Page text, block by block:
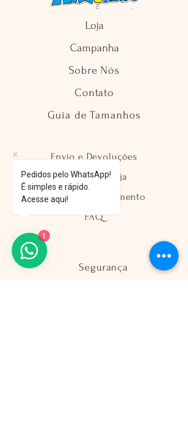
Loja
Campanha
Sobre Nós
Contato
Guia de Tamanhos
Envio e Devoluções
Política da Loja
Métodos de Pagamento
FAQ
Segurança
Pedidos pelo WhatsApp!
É simples e rápido.
Acesse aqui!
1